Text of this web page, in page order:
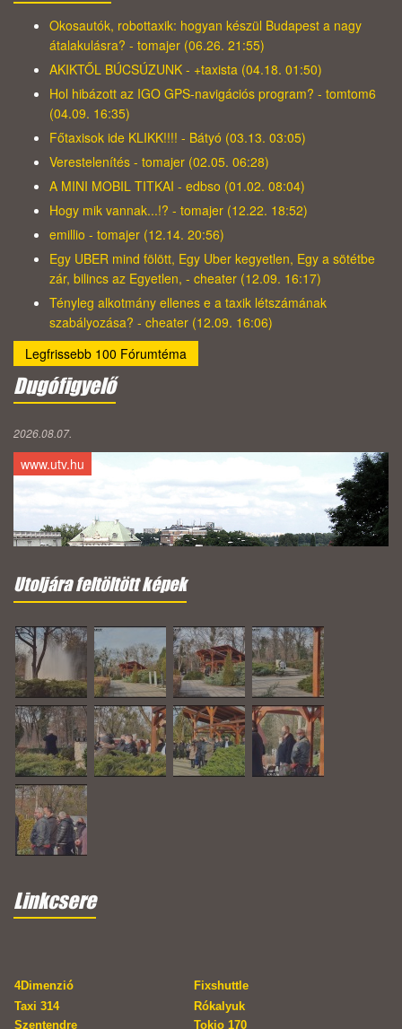
Okosautók, robottaxik: hogyan készül Budapest a nagy
átalakulásra? - tomajer (06.26. 21:55)
AKIKTŐL BÚCSÚZUNK - +taxista (04.18. 01:50)
Hol hibázott az IGO GPS-navigációs program? - tomtom6
(04.09. 16:35)
Főtaxisok ide KLIKK!!!! - Bátyó (03.13. 03:05)
Verestelenítés - tomajer (02.05. 06:28)
A MINI MOBIL TITKAI - edbso (01.02. 08:04)
Hogy mik vannak...!? - tomajer (12.22. 18:52)
emillio - tomajer (12.14. 20:56)
Egy UBER mind fölött, Egy Uber kegyetlen, Egy a sötétbe
zár, bilincs az Egyetlen, - cheater (12.09. 16:17)
Tényleg alkotmány ellenes e a taxik létszámának
szabályozása? - cheater (12.09. 16:06)
Legfrissebb 100 Fórumtéma
Dugófigyelő
2026.08.07.
www.utv.hu
Utoljára feltöltött képek
Linkcsere
4Dimenzió
Fixshuttle
Taxi 314
Szentendre
Rókalyuk
Tokio 170